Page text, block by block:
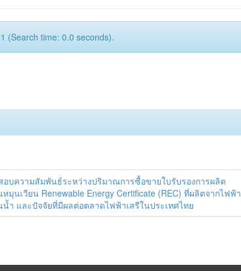
(Search time: 0.0 seconds).
อบความสัมพันธ์ระหว่างปริมาณการซื้อขายใบรับรองการผลิต
มุนเวียน Renewable Energy Certificate (REC) ที่ผลิตจากไฟฟ้า
น้ำ และปัจจัยที่มีผลต่อตลาดไฟฟ้าเสรีในประเทศไทย